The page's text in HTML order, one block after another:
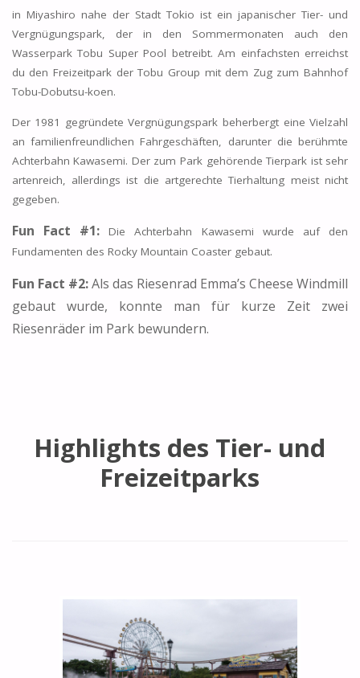
in Miyashiro nahe der Stadt Tokio ist ein japanischer Tier- und
Vergnügungspark, der in den Sommermonaten auch den
Wasserpark Tobu Super Pool betreibt. Am einfachsten erreichst
du den Freizeitpark der Tobu Group mit dem Zug zum Bahnhof
Tobu-Dobutsu-koen.
Der 1981 gegründete Vergnügungspark beherbergt eine Vielzahl
an familienfreundlichen Fahrgeschäften, darunter die berühmte
Achterbahn Kawasemi. Der zum Park gehörende Tierpark ist sehr
artenreich, allerdings ist die artgerechte Tierhaltung meist nicht
gegeben.
Fun Fact #1: Die Achterbahn Kawasemi wurde auf den
Fundamenten des Rocky Mountain Coaster gebaut.
Fun Fact #2:Als das Riesenrad Emma’s Cheese Windmill
gebaut wurde, konnte man für kurze Zeit zwei
Riesenräder im Park bewundern.
Highlights des Tier- und
Freizeitparks